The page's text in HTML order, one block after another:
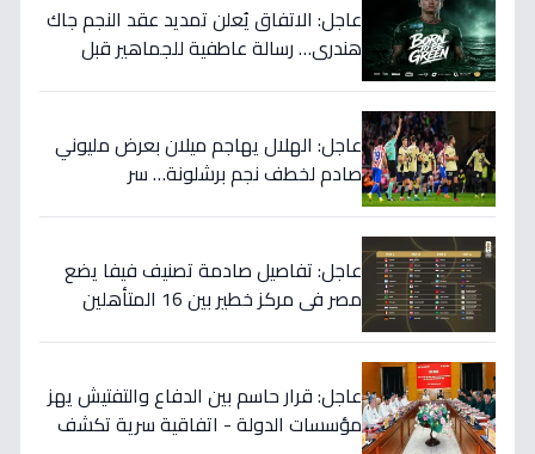
عاجل: الاتفاق يُعلن تمديد عقد النجم جاك
هندري… رسالة عاطفية للجماهير قبل
عاجل: الهلال يهاجم ميلان بعرض مليوني
صادم لخطف نجم برشلونة… سر
عاجل: تفاصيل صادمة تصنيف فيفا يضع
مصر في مركز خطير بين 16 المتأهلين
عاجل: قرار حاسم بين الدفاع والتفتيش يهز
مؤسسات الدولة - اتفاقية سرية تكشف